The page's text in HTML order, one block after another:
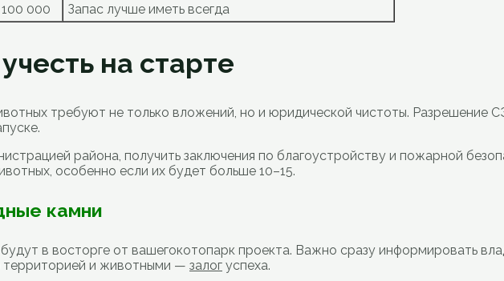
000 Запас лучше иметь всегда
на старте
требуют не только вложений, но и юридической чистоты. Разрешение
района, получить заключения по благоустройству и пожарной
особенно если их будет больше 10–15.
камни
в восторге от вашегокотопарк проекта. Важно сразу информировать
территорией и животными — залог успеха.